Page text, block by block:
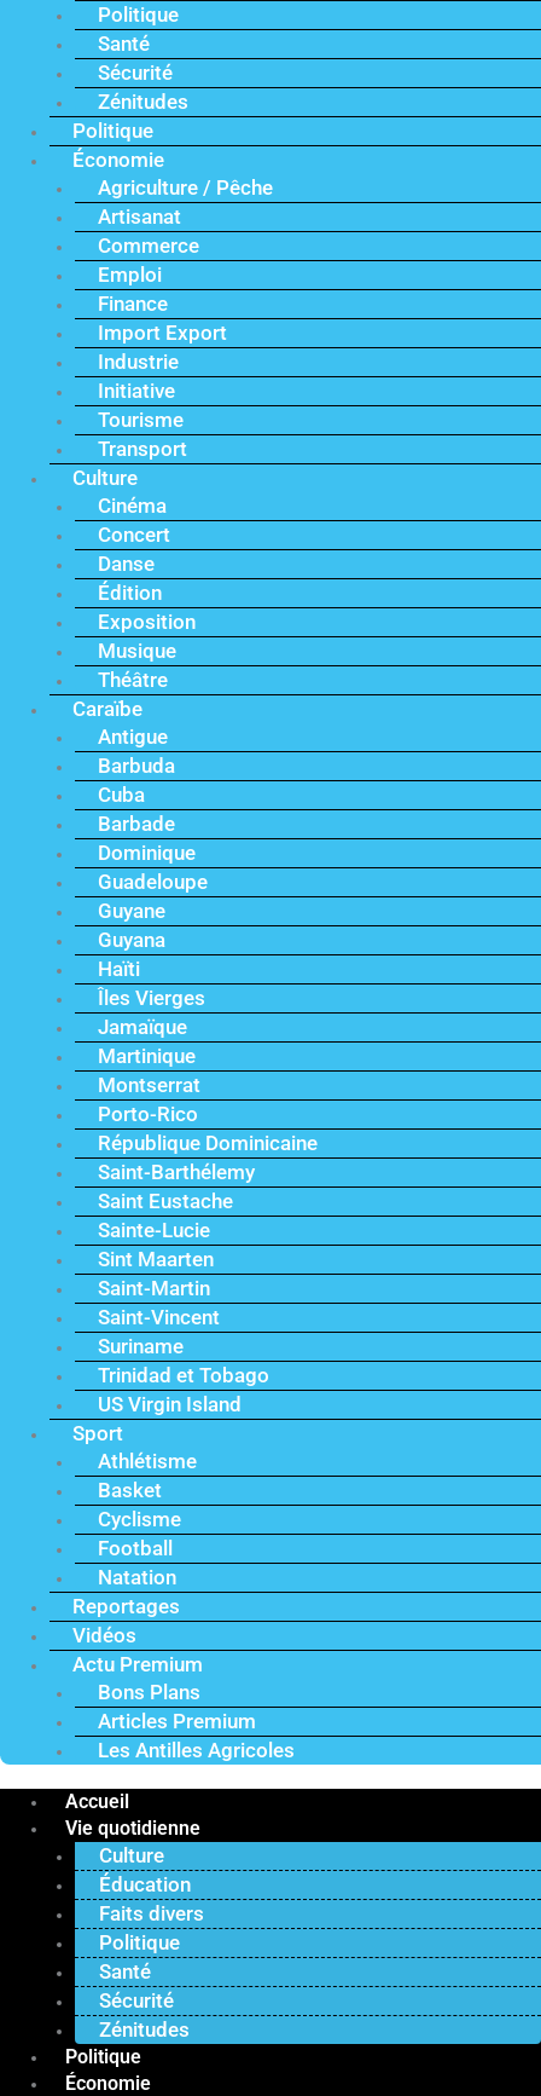
Politique
Santé
Sécurité
Zénitudes
Politique
Économie
Agriculture / Pêche
Artisanat
Commerce
Emploi
Finance
Import Export
Industrie
Initiative
Tourisme
Transport
Culture
Cinéma
Concert
Danse
Édition
Exposition
Musique
Théâtre
Caraïbe
Antigue
Barbuda
Cuba
Barbade
Dominique
Guadeloupe
Guyane
Guyana
Haïti
Îles Vierges
Jamaïque
Martinique
Montserrat
Porto-Rico
République Dominicaine
Saint-Barthélemy
Saint Eustache
Sainte-Lucie
Sint Maarten
Saint-Martin
Saint-Vincent
Suriname
Trinidad et Tobago
US Virgin Island
Sport
Athlétisme
Basket
Cyclisme
Football
Natation
Reportages
Vidéos
Actu Premium
Bons Plans
Articles Premium
Les Antilles Agricoles
Accueil
Vie quotidienne
Culture
Éducation
Faits divers
Politique
Santé
Sécurité
Zénitudes
Politique
Économie